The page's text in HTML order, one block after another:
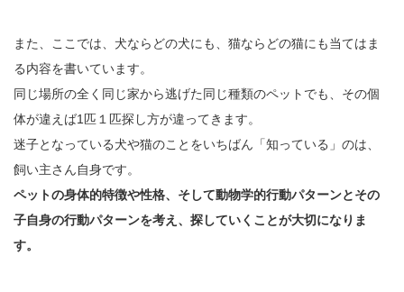
また、ここでは、犬ならどの犬にも、猫ならどの猫にも当てはま
る内容を書いています。
同じ場所の全く同じ家から逃げた同じ種類のペットでも、その個
体が違えば1匹１匹探し方が違ってきます。
迷子となっている犬や猫のことをいちばん「知っている」のは、
飼い主さん自身です。
ペットの身体的特徴や性格、そして動物学的行動パターンとその
子自身の行動パターンを考え、探していくことが大切になりま
す。